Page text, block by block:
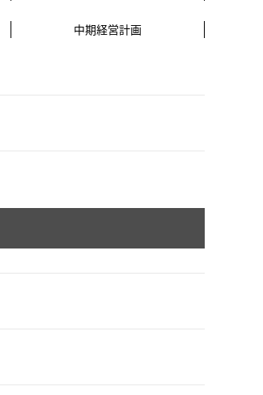
中期経営計画